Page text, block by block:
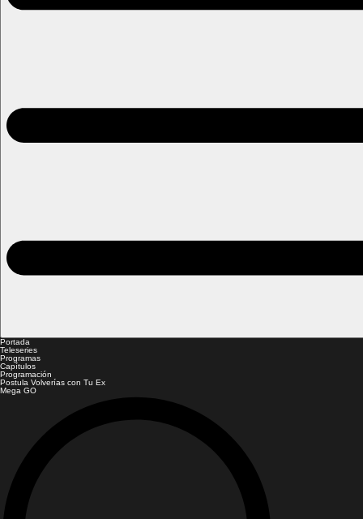
Portada
Teleseries
Programas
Capítulos
Programación
Postula Volverías con Tu Ex
Mega GO